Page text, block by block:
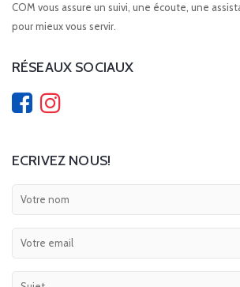
COM vous assure un suivi, une écoute, une
pour mieux vous servir.
RÉSEAUX SOCIAUX
ECRIVEZ NOUS!